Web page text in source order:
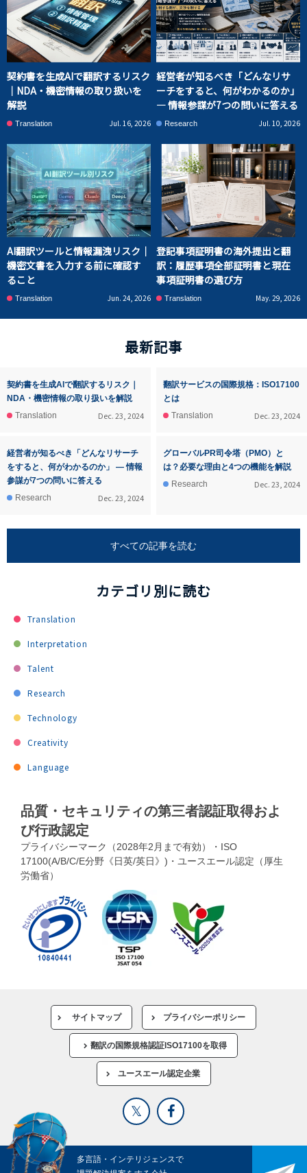
契約書を生成AIで翻訳するリスク
｜NDA・機密情報の取り扱いを
解説
Translation Jul. 16, 2026
経営者が知るべき「どんなリサ
ーチをすると、何がわかるのか」
― 情報参謀が7つの問いに答える
Research Jul. 10, 2026
AI翻訳ツールと情報漏洩リスク｜
機密文書を入力する前に確認す
ること
Translation Jun. 24, 2026
登記事項証明書の海外提出と翻
訳：履歴事項全部証明書と現在
事項証明書の選び方
Translation May. 29, 2026
最新記事
契約書を生成AIで翻訳するリスク｜
NDA・機密情報の取り扱いを解説
Translation
Dec. 23, 2024
翻訳サービスの国際規格：ISO17100
とは
Translation
Dec. 23, 2024
経営者が知るべき「どんなリサーチ
をすると、何がわかるのか」 ― 情報
参謀が7つの問いに答える
Research
Dec. 23, 2024
グローバルPR司令塔（PMO）と
は？必要な理由と4つの機能を解説
Research
Dec. 23, 2024
すべての記事を読む
カテゴリ別に読む
Translation
Interpretation
Talent
Research
Technology
Creativity
Language
品質・セキュリティの第三者認証取得およ
び行政認定
プライバシーマーク（2028年2月まで有効）・ISO
17100(A/B/C/E分野《日英/英日》)・ユースエール認定（厚生
労働省）
サイトマップ プライバシーポリシー
翻訳の国際規格認証ISO17100を取得
ユースエール認定企業
多言語・インテリジェンスで